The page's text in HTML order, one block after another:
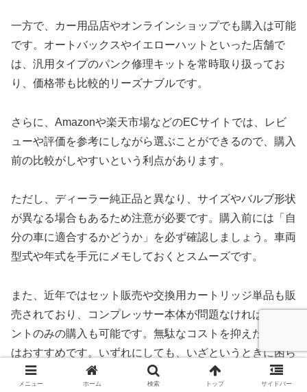
一方で、カー用品店やオンラインショップでも購入は可能
です。オートバックスやイエローハットといった店舗で
は、汎用タイプのパンク修理キットを常時取り扱ってお
り、価格帯も比較的リーズナブルです。
さらに、Amazonや楽天市場などのECサイトでは、レビ
ューや評価を参考にしながら選ぶことができるので、購入
前の比較がしやすいという利点があります。
ただし、ディーラー純正品と異なり、サイズやバルブ形状
が異なる場合もあるため注意が必要です。購入前には「自
分の車に適合するかどうか」を必ず確認しましょう。車両
型式や年式を手元にメモしておくとスムーズです。
また、近年ではセット販売や交換用カートリッジ単品も販
売されており、コンプレッサー本体が問題なければシーラ
ントのみの購入も可能です。無駄なコストを抑えたい方に
はおすすめです。いずれにしても、いざというときに困ら
ないよう、早めに準備・交換を済ませておくことが肝心で
メニュー ホーム 検索 トップ サイドバー